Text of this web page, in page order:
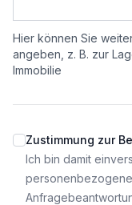
Hier können Sie
angeben, z. B. zur
Immobilie
Zustimmung zur
Ich bin damit